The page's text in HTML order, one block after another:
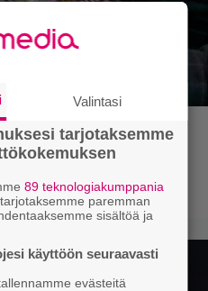
lahjaksi arvan –
miten sitten
Valintasi
tarjotaksemme
89 teknologiakumppania
paremman
sisältöä ja
käyttöön seuraavasti
evästeitä